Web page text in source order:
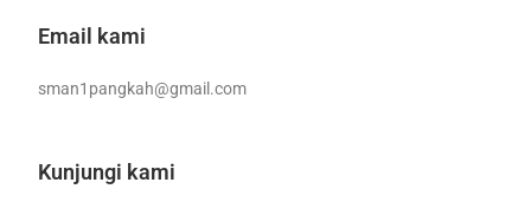
Email kami
sman1pangkah@gmail.com
Kunjungi kami